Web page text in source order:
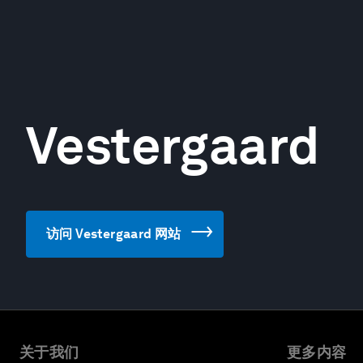
Vestergaard
访问 Vestergaard 网站
关于我们 更多内容